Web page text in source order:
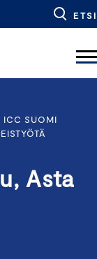
ETSI
ICC SUOMI
Asta